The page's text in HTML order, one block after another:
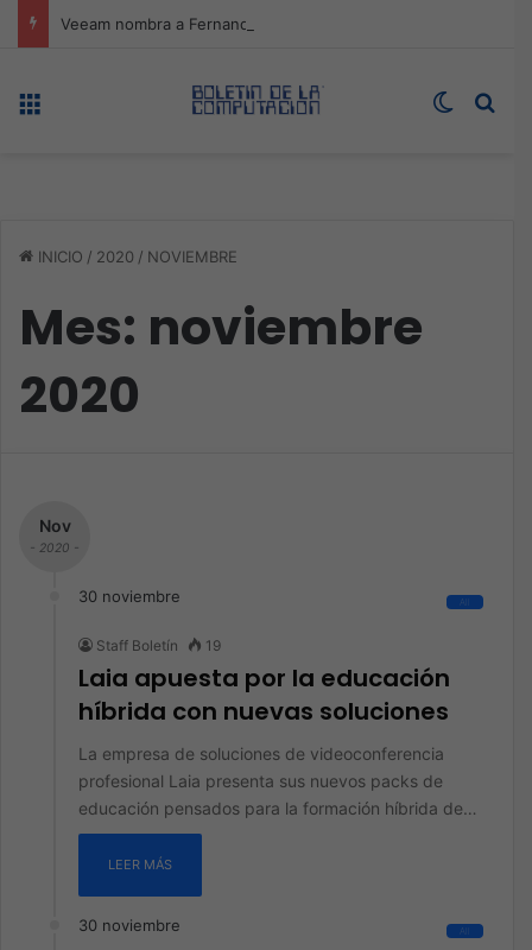
Switch
INICIO / 2020 / NOVIEMBRE
Mes: noviembre
2020
Nov
- 2020 -
30 noviembre All
Staff Boletín 19
Laia apuesta por la educación
híbrida con nuevas soluciones
La empresa de soluciones de videoconferencia
profesional Laia presenta sus nuevos packs de
educación pensados para la formación híbrida de…
LEER MÁS
30 noviembre All